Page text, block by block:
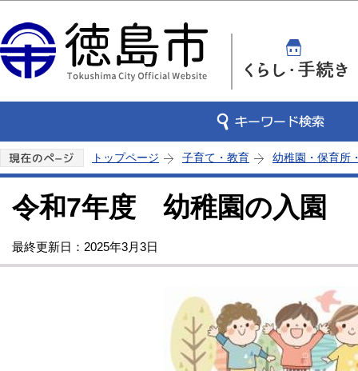
トップページ 子育て・教育 幼稚園・保育所
令和7年度 幼稚園の入園
最終更新日：2025年3月3日